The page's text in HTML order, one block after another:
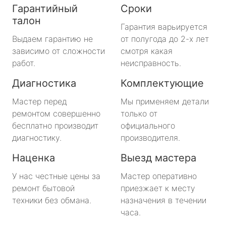
Гарантийный
талон
Выдаем гарантию не
зависимо от сложности
работ.
Сроки
Гарантия варьируется
от полугода до 2-х лет
смотря какая
неисправность.
Диагностика
Мастер перед
ремонтом совершенно
бесплатно производит
диагностику.
Комплектующие
Мы применяем детали
только от
официального
производителя.
Наценка
У нас честные цены за
ремонт бытовой
техники без обмана.
Выезд мастера
Мастер оперативно
приезжает к месту
назначения в течении
часа.